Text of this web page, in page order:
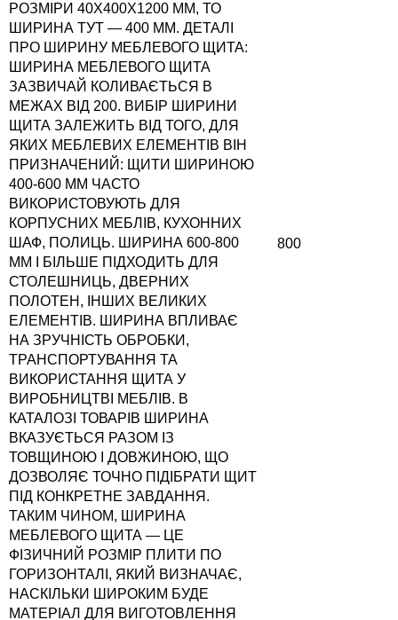
РОЗМІРИ 40Х400Х1200 ММ, ТО
ШИРИНА ТУТ — 400 ММ. ДЕТАЛІ
ПРО ШИРИНУ МЕБЛЕВОГО ЩИТА:
ШИРИНА МЕБЛЕВОГО ЩИТА
ЗАЗВИЧАЙ КОЛИВАЄТЬСЯ В
МЕЖАХ ВІД 200. ВИБІР ШИРИНИ
ЩИТА ЗАЛЕЖИТЬ ВІД ТОГО, ДЛЯ
ЯКИХ МЕБЛЕВИХ ЕЛЕМЕНТІВ ВІН
ПРИЗНАЧЕНИЙ: ЩИТИ ШИРИНОЮ
400-600 ММ ЧАСТО
ВИКОРИСТОВУЮТЬ ДЛЯ
КОРПУСНИХ МЕБЛІВ, КУХОННИХ
ШАФ, ПОЛИЦЬ. ШИРИНА 600-800
ММ І БІЛЬШЕ ПІДХОДИТЬ ДЛЯ
СТОЛЕШНИЦЬ, ДВЕРНИХ
ПОЛОТЕН, ІНШИХ ВЕЛИКИХ
ЕЛЕМЕНТІВ. ШИРИНА ВПЛИВАЄ
НА ЗРУЧНІСТЬ ОБРОБКИ,
ТРАНСПОРТУВАННЯ ТА
ВИКОРИСТАННЯ ЩИТА У
ВИРОБНИЦТВІ МЕБЛІВ. В
КАТАЛОЗІ ТОВАРІВ ШИРИНА
ВКАЗУЄТЬСЯ РАЗОМ ІЗ
ТОВЩИНОЮ І ДОВЖИНОЮ, ЩО
ДОЗВОЛЯЄ ТОЧНО ПІДІБРАТИ ЩИТ
ПІД КОНКРЕТНЕ ЗАВДАННЯ.
ТАКИМ ЧИНОМ, ШИРИНА
МЕБЛЕВОГО ЩИТА — ЦЕ
ФІЗИЧНИЙ РОЗМІР ПЛИТИ ПО
ГОРИЗОНТАЛІ, ЯКИЙ ВИЗНАЧАЄ,
НАСКІЛЬКИ ШИРОКИМ БУДЕ
МАТЕРІАЛ ДЛЯ ВИГОТОВЛЕННЯ
800